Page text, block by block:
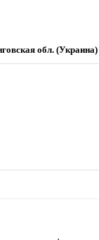
обл. (Украина)